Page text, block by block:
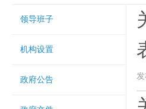
领导班子
机构设置
政府公告 发